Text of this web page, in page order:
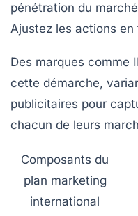
pénétration du
Ajustez les actions
Des marques comme
cette démarche,
publicitaires pour
chacun de leurs
Composants du
plan marketing
international